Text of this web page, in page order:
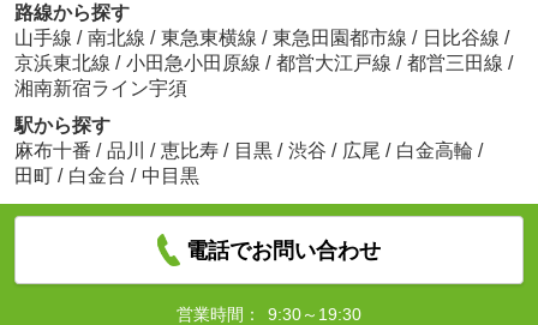
路線から探す
山手線 / 南北線 / 東急東横線 / 東急田園都市線 / 日比谷線 /
京浜東北線 / 小田急小田原線 / 都営大江戸線 / 都営三田線 /
湘南新宿ライン宇須
駅から探す
麻布十番 / 品川 / 恵比寿 / 目黒 / 渋谷 / 広尾 / 白金高輪 /
田町 / 白金台 / 中目黒
電話でお問い合わせ
営業時間：
9:30～19:30